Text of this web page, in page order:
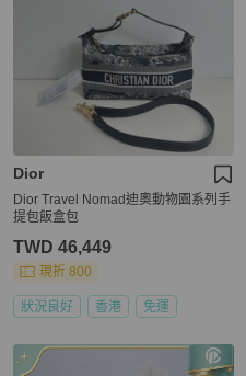
Dior
Dior Travel Nomad迪奧動物園系列手
提包飯盒包
TWD 46,449
現折 800
狀況良好 香港 免運